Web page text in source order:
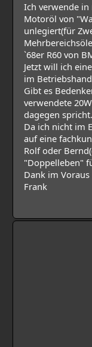
Ich verwende in
Motoröl von
unlegiert(für
`68er R60 von
Jetzt will ich
im
Gibt es
verwendete
dagegen spricht.
Da ich nicht im
auf eine
Rolf oder
"Doppelleben"
Dank im Voraus
Frank